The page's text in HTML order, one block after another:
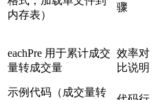
内存表）
骤
eachPre 用于累计成交
量转成交量
效率对
比说明
示例代码（成交量转